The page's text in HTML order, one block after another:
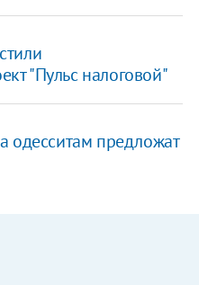
"Пульс налоговой"
одесситам предложат